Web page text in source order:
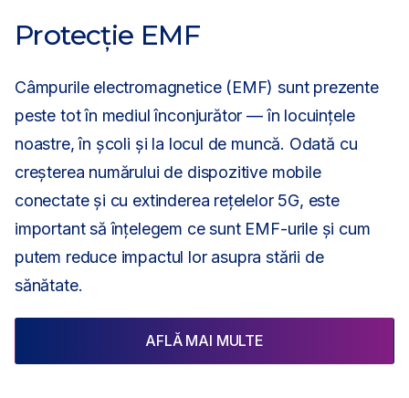
Protecție EMF
Câmpurile electromagnetice (EMF) sunt prezente
peste tot în mediul înconjurător — în locuințele
noastre, în școli și la locul de muncă. Odată cu
creșterea numărului de dispozitive mobile
conectate și cu extinderea rețelelor 5G, este
important să înțelegem ce sunt EMF-urile și cum
putem reduce impactul lor asupra stării de
sănătate.
AFLĂ MAI MULTE
By submitting this form, you consent to the processing of your
personal data to receive marketing communications. For further
Privacy Policy